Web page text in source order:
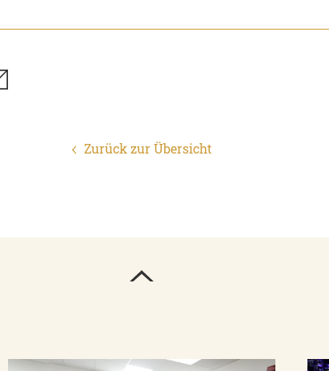
Zurück zur Übersicht